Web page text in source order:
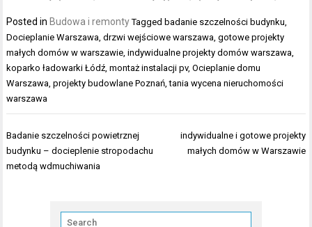
Posted in Budowa i remonty Tagged badanie szczelności budynku,
Docieplanie Warszawa,drzwi wejściowe warszawa,gotowe projekty
małych domów w warszawie,indywidualne projekty domów warszawa,
koparko ładowarki Łódź,montaż instalacji pv,Ocieplanie domu
Warszawa,projekty budowlane Poznań,tania wycena nieruchomości
warszawa
Nawigacja
wpisu
Badanie szczelności powietrznej
budynku – docieplenie stropodachu
metodą wdmuchiwania
indywidualne i gotowe projekty
małych domów w Warszawie